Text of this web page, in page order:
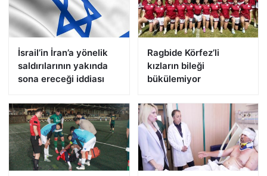
İsrail’in İran’a yönelik
saldırılarının yakında
sona ereceği iddiası
Ragbide Körfez’li
kızların bileği
bükülemiyor